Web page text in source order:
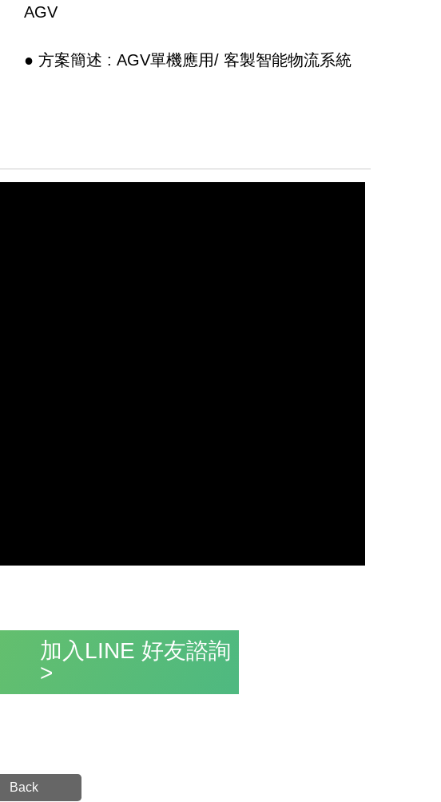
AGV
● 方案簡述 : AGV單機應用/ 客製智能物流系統
加入LINE 好友諮詢
>
Back